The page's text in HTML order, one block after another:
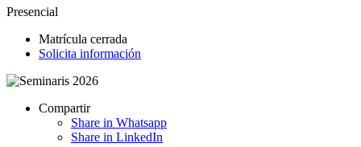
Presencial
Matrícula cerrada
Solicita información
Compartir
Share in Whatsapp
Share in LinkedIn